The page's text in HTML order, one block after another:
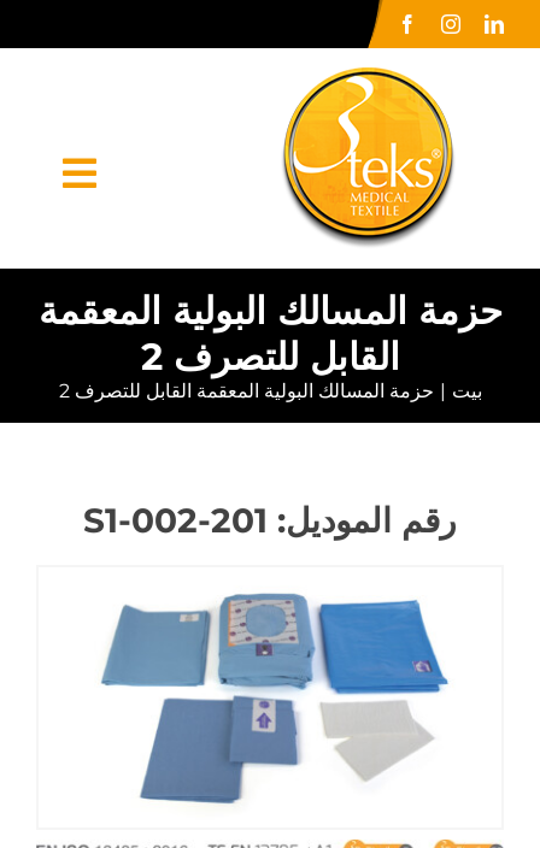
الصفحة الرئيسية
شركة كبرى
اتصل بنا
حزمة المسالك البولية المعقمة
القابل للتصرف 2
بيت حزمة المسالك البولية المعقمة القابل للتصرف 2
رقم الموديل: 201-002-S1